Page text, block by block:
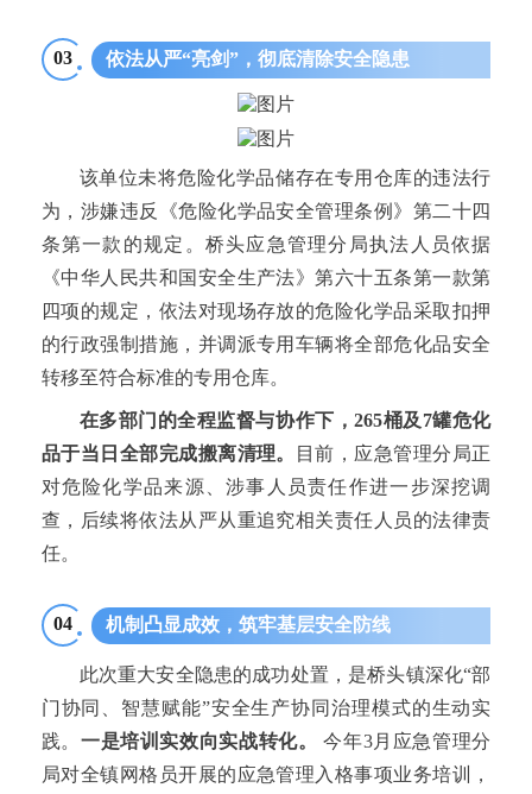
03 依法从严“亮剑”，彻底清除安全隐患
该单位未将危险化学品储存在专用仓库的违法行
为，涉嫌违反《危险化学品安全管理条例》第二十四
条第一款的规定。桥头应急管理分局执法人员依据
《中华人民共和国安全生产法》第六十五条第一款第
四项的规定，依法对现场存放的危险化学品采取扣押
的行政强制措施，并调派专用车辆将全部危化品安全
转移至符合标准的专用仓库。
在多部门的全程监督与协作下，265桶及7罐危化
品于当日全部完成搬离清理。
目前，应急管理分局正
对危险化学品来源、涉事人员责任作进一步深挖调
查，后续将依法从严从重追究相关责任人员的法律责
任。
04 机制凸显成效，筑牢基层安全防线
此次重大安全隐患的成功处置，是桥头镇深化“部
门协同、智慧赋能”安全生产协同治理模式的生动实
践。 一是培训实效向实战转化。
今年3月应急管理分
局对全镇网格员开展的应急管理入格事项业务培训，